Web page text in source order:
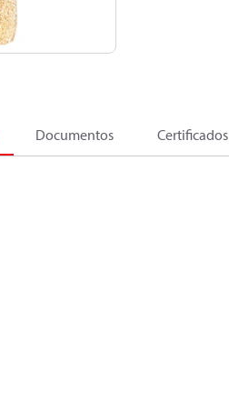
Documentos Certificados